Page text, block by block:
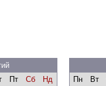
Пт Сб
Нд
Пн
Вт